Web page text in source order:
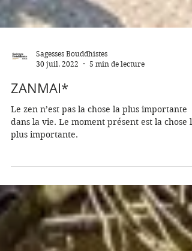
Sagesses Bouddhistes
30 juil. 2022
ZANMAI*
Le zen n’est pas la chose la plus importante
plus importante.